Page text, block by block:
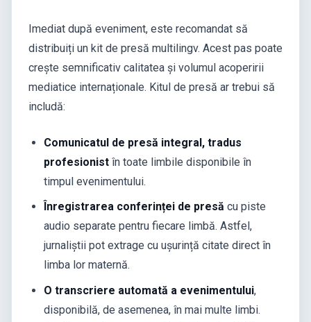
Imediat după eveniment, este recomandat să
distribuiți un kit de presă multilingv. Acest pas poate
crește semnificativ calitatea și volumul acoperirii
mediatice internaționale. Kitul de presă ar trebui să
includă:
Comunicatul de presă integral, tradus
profesionist în toate limbile disponibile în
timpul evenimentului.
Înregistrarea conferinței de presă cu piste
audio separate pentru fiecare limbă. Astfel,
jurnaliștii pot extrage cu ușurință citate direct în
limba lor maternă.
O transcriere automată a evenimentului,
disponibilă, de asemenea, în mai multe limbi.